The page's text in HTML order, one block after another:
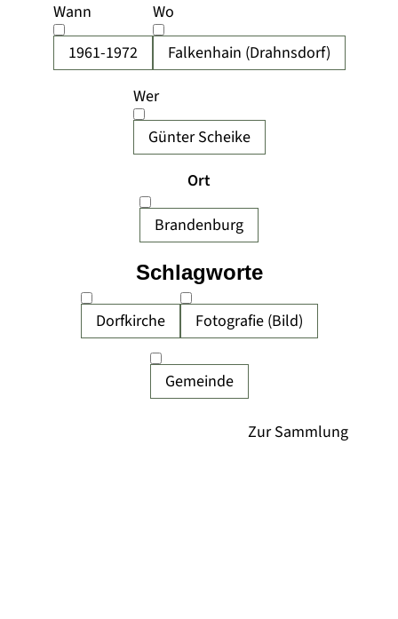
Wann
1961-1972
Wo
Falkenhain (Drahnsdorf)
Wer
Günter Scheike
Ort
Brandenburg
Dorfkirche Fotografie (Bild)
Gemeinde
Schlagworte